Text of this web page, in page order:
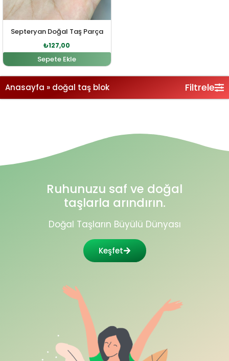
Septeryan Doğal Taş Parça
₺127,00
Sepete Ekle
Anasayfa » doğal taş blok Filtrele
Ruhunuzu saf ve doğal
taşlarla arındırın.
Doğal Taşların Büyülü Dünyası
Keşfet